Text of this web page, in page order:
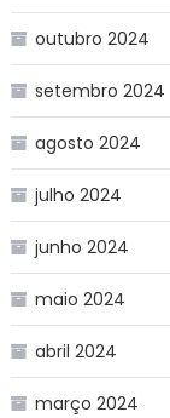
outubro 2024
setembro 2024
agosto 2024
julho 2024
junho 2024
maio 2024
abril 2024
março 2024